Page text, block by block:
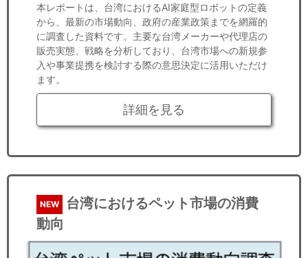
本レポートは、台湾におけるAI家庭型ロボットの定義
から、最新の市場動向、政府の産業政策までを網羅的
に調査した資料です。主要な台湾メーカーや代理店の
販売実態、戦略を分析しており、台湾市場への新規参
入や事業提携を検討する際の意思決定に活用いただけ
ます。
詳細を見る
NEW
台湾におけるペット市場の消費
動向